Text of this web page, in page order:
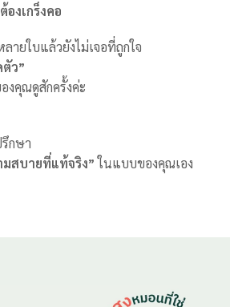
งเกร็งคอ
ายใบแล้วยังไม่เจอที่ถูกใจ
ตัว”
งคุณดูสักครั้งค่ะ
กษา
มสบายที่แท้จริง”ในแบบของคุณเอง